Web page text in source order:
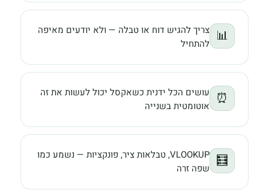
📊 צריך להגיש דוח או טבלה — ולא יודעים מאיפה
להתחיל
⏰
עושים הכל ידנית כשאקסל יכול לעשות את זה
אוטומטית בשנייה
🧮
VLOOKUP, טבלאות ציר, פונקציות — נשמע כמו
שפה זרה